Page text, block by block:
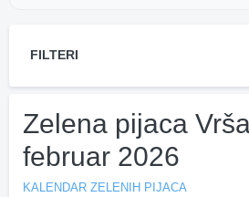
FILTERI
Zelena pijaca
februar 2026
KALENDAR ZELENIH PIJACA